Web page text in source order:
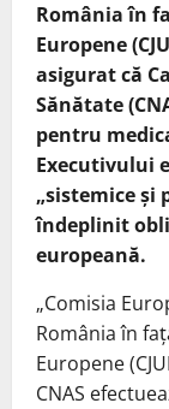
România în
Europene
asigurat că
Sănătate
pentru
Executivului
„sistemice și
îndeplinit
europeană.
„Comisia
România în
Europene
CNAS